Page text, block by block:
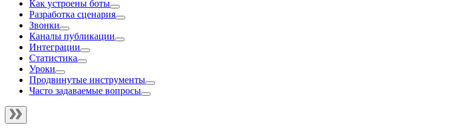
Как устроены боты
Разработка сценария
Звонки
Каналы публикации
Интеграции
Статистика
Уроки
Продвинутые инструменты
Часто задаваемые вопросы